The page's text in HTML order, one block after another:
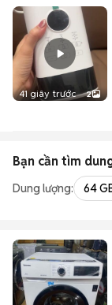
41 giây trước 2
Bạn cần tìm
Dung lượng: 64